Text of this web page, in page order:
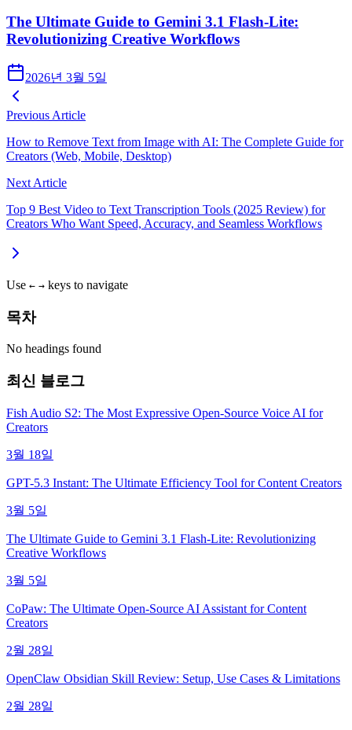
The Ultimate Guide to Gemini 3.1 Flash-Lite:
Revolutionizing Creative Workflows
2026년 3월 5일
Previous Article
How to Remove Text from Image with AI: The Complete Guide for
Creators (Web, Mobile, Desktop)
Next Article
Top 9 Best Video to Text Transcription Tools (2025 Review) for
Creators Who Want Speed, Accuracy, and Seamless Workflows
Use ← → keys to navigate
목차
No headings found
최신 블로그
Fish Audio S2: The Most Expressive Open-Source Voice AI for
Creators
3월 18일
GPT-5.3 Instant: The Ultimate Efficiency Tool for Content Creators
3월 5일
The Ultimate Guide to Gemini 3.1 Flash-Lite: Revolutionizing
Creative Workflows
3월 5일
CoPaw: The Ultimate Open-Source AI Assistant for Content
Creators
2월 28일
OpenClaw Obsidian Skill Review: Setup, Use Cases & Limitations
2월 28일